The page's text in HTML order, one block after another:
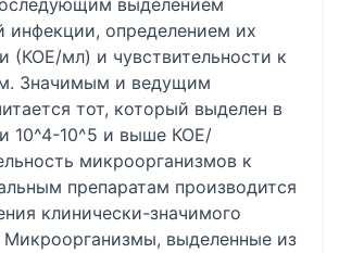
выделением
инфекции, определением их
(КОЕ/мл) и чувствительности к
Значимым и ведущим
тот, который выделен в
10^4-10^5 и выше КОЕ/
микроорганизмов к
препаратам производится
клинически-значимого
Микроорганизмы, выделенные из